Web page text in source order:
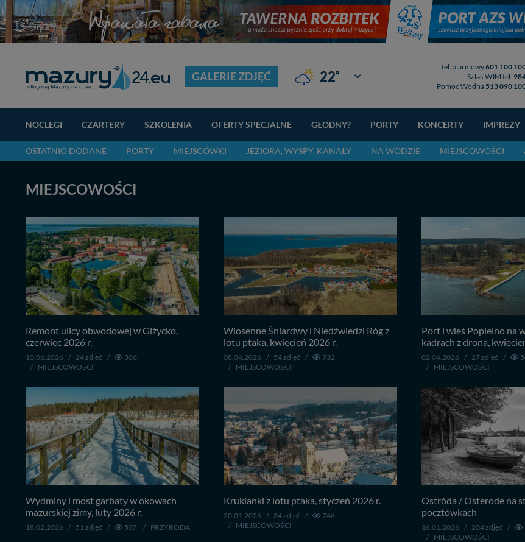
GALERIE ZDJĘĆ 22° Giżycko
tel. alarmowy601 100
Szlak WJM tel.
Pomoc Wodna 513 090
NOCLEGI CZARTERY SZKOLENIA OFERTY SPECJALNE GŁODNY? PORTY KONCERTY IMPREZY
OSTATNIO DODANE PORTY MIEJSCÓWKI JEZIORA, WYSPY, KANAŁY NA WODZIE MIEJSCOWOŚCI
MIEJSCOWOŚCI
Remont ulicy obwodowej w Giżycko,
czerwiec 2026 r.
10.06.2026 / 24 zdjęć /
306
/ MIEJSCOWOŚCI
Wiosenne Śniardwy i Niedźwiedzi Róg z
lotu ptaka, kwiecień 2026 r.
08.04.2026 / 54 zdjęć /
732
/ MIEJSCOWOŚCI
Port i wieś Popielno na
kadrach z drona,
02.04.2026 / 27 zdjęć /
/ MIEJSCOWOŚCI
Wydminy i most garbaty w okowach
mazurskiej zimy, luty 2026 r.
18.02.2026 / 51 zdjęć / 507 / PRZYRODA
Kruklanki z lotu ptaka, styczeń 2026 r.
20.01.2026 / 34 zdjęć /
746
/ MIEJSCOWOŚCI
Ostróda / Osterode na
pocztówkach
16.01.2026 / 204 zdjęć /
/ MIEJSCOWOŚCI